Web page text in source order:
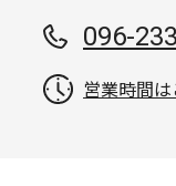
096-
営業時間は